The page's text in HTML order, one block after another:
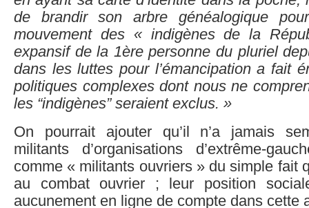
de brandir son arbre généalogique
mouvement des « indigènes de la
expansif de la 1ère personne du pluriel
dans les luttes pour l’émancipation a fait
politiques complexes dont nous ne
les “indigènes” seraient exclus. »
On pourrait ajouter qu’il n’a jamais
militants d’organisations d’extrême-
comme « militants ouvriers » du simple fait
au combat ouvrier ; leur position
aucunement en ligne de compte dans cette